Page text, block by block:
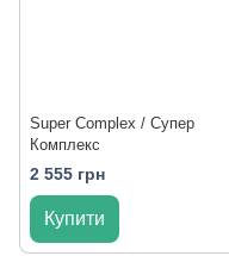
Super Complex / Супер
Комплекс
2 555 грн
Купити